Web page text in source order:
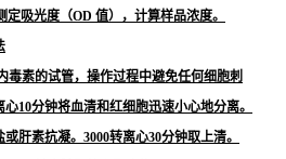
吸光度（OD 值），计算样品浓度。
毒素的试管，操作过程中避免任何细胞刺
10分钟将血清和红细胞迅速小心地分离。
肝素抗凝。3000转离心30分钟取上清。